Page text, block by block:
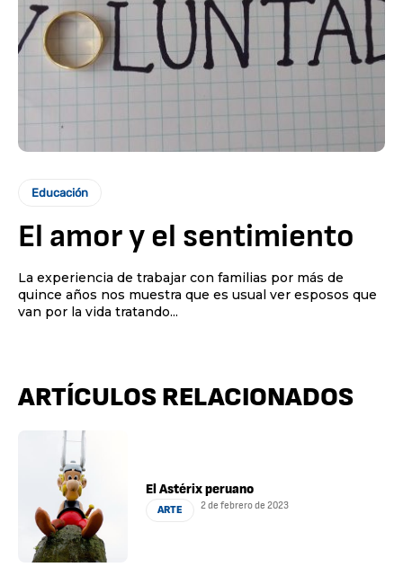
Educación
El amor y el sentimiento
La experiencia de trabajar con familias por más de
quince años nos muestra que es usual ver esposos que
van por la vida tratando...
ARTÍCULOS RELACIONADOS
El Astérix peruano
ARTE 2 de febrero de 2023